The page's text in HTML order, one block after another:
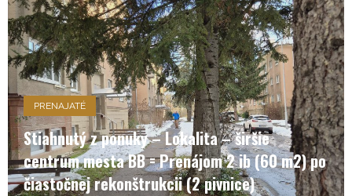
PRENAJATÉ
Stiahnutý z ponuky – Lokalita – širšie
centrum mesta BB = Prenájom 2 ib (60 m2) po
čiastočnej rekonštrukcii (2 pivnice)